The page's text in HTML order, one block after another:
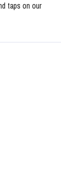
taps on our